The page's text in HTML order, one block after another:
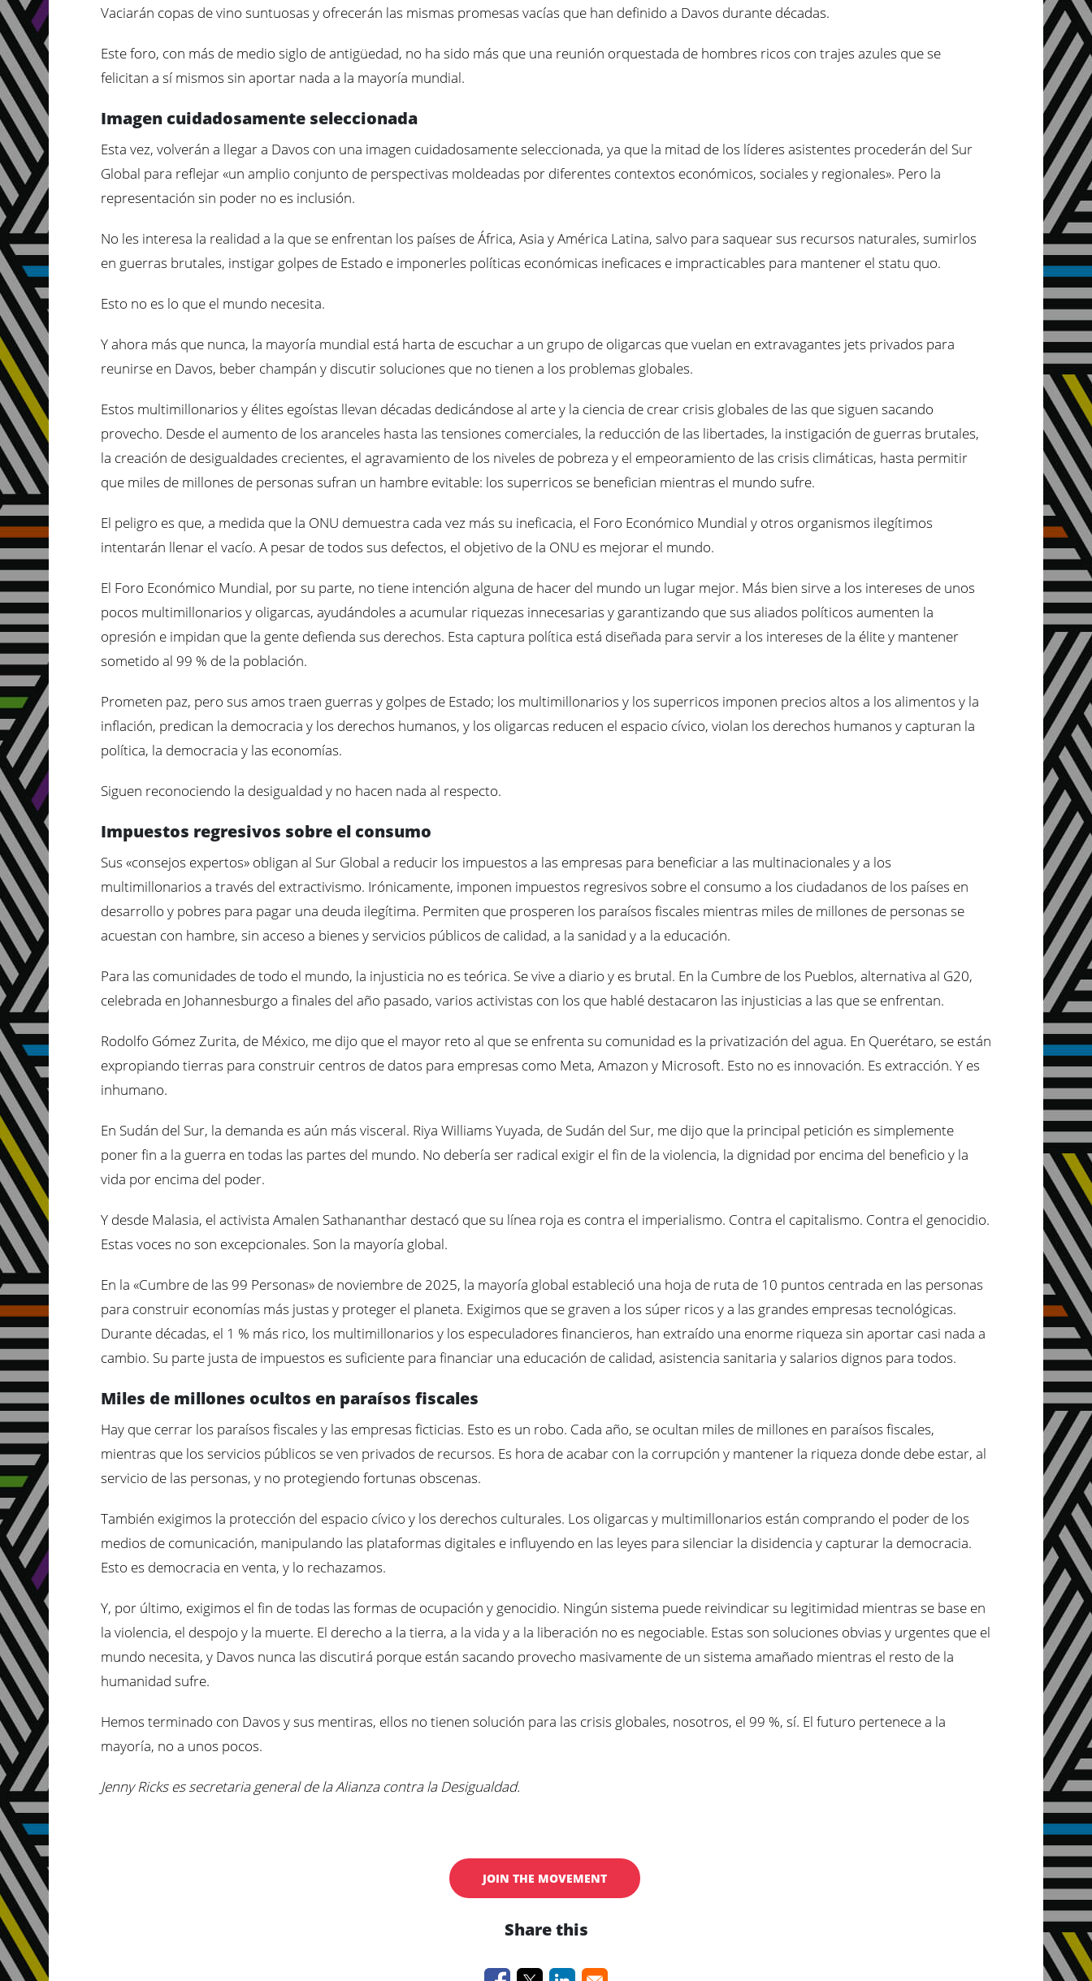
Vaciarán copas de vino suntuosas y ofrecerán las mismas promesas vacías que han definido a Davos durante décadas.
Este foro, con más de medio siglo de antigüedad, no ha sido más que una reunión orquestada de hombres ricos con trajes azules que se
felicitan a sí mismos sin aportar nada a la mayoría mundial.
Imagen cuidadosamente seleccionada
Esta vez, volverán a llegar a Davos con una imagen cuidadosamente seleccionada, ya que la mitad de los líderes asistentes procederán del Sur
Global para reflejar «un amplio conjunto de perspectivas moldeadas por diferentes contextos económicos, sociales y regionales». Pero la
representación sin poder no es inclusión.
No les interesa la realidad a la que se enfrentan los países de África, Asia y América Latina, salvo para saquear sus recursos naturales, sumirlos
en guerras brutales, instigar golpes de Estado e imponerles políticas económicas ineficaces e impracticables para mantener el statu quo.
Esto no es lo que el mundo necesita.
Y ahora más que nunca, la mayoría mundial está harta de escuchar a un grupo de oligarcas que vuelan en extravagantes jets privados para
reunirse en Davos, beber champán y discutir soluciones que no tienen a los problemas globales.
Estos multimillonarios y élites egoístas llevan décadas dedicándose al arte y la ciencia de crear crisis globales de las que siguen sacando
provecho. Desde el aumento de los aranceles hasta las tensiones comerciales, la reducción de las libertades, la instigación de guerras brutales,
la creación de desigualdades crecientes, el agravamiento de los niveles de pobreza y el empeoramiento de las crisis climáticas, hasta permitir
que miles de millones de personas sufran un hambre evitable: los superricos se benefician mientras el mundo sufre.
El peligro es que, a medida que la ONU demuestra cada vez más su ineficacia, el Foro Económico Mundial y otros organismos ilegítimos
intentarán llenar el vacío. A pesar de todos sus defectos, el objetivo de la ONU es mejorar el mundo.
El Foro Económico Mundial, por su parte, no tiene intención alguna de hacer del mundo un lugar mejor. Más bien sirve a los intereses de unos
pocos multimillonarios y oligarcas, ayudándoles a acumular riquezas innecesarias y garantizando que sus aliados políticos aumenten la
opresión e impidan que la gente defienda sus derechos. Esta captura política está diseñada para servir a los intereses de la élite y mantener
sometido al 99 % de la población.
Prometen paz, pero sus amos traen guerras y golpes de Estado; los multimillonarios y los superricos imponen precios altos a los alimentos y la
inflación, predican la democracia y los derechos humanos, y los oligarcas reducen el espacio cívico, violan los derechos humanos y capturan la
política, la democracia y las economías.
Siguen reconociendo la desigualdad y no hacen nada al respecto.
Impuestos regresivos sobre el consumo
Sus «consejos expertos» obligan al Sur Global a reducir los impuestos a las empresas para beneficiar a las multinacionales y a los
multimillonarios a través del extractivismo. Irónicamente, imponen impuestos regresivos sobre el consumo a los ciudadanos de los países en
desarrollo y pobres para pagar una deuda ilegítima. Permiten que prosperen los paraísos fiscales mientras miles de millones de personas se
acuestan con hambre, sin acceso a bienes y servicios públicos de calidad, a la sanidad y a la educación.
Para las comunidades de todo el mundo, la injusticia no es teórica. Se vive a diario y es brutal. En la Cumbre de los Pueblos, alternativa al G20,
celebrada en Johannesburgo a finales del año pasado, varios activistas con los que hablé destacaron las injusticias a las que se enfrentan.
Rodolfo Gómez Zurita, de México, me dijo que el mayor reto al que se enfrenta su comunidad es la privatización del agua. En Querétaro, se están
expropiando tierras para construir centros de datos para empresas como Meta, Amazon y Microsoft. Esto no es innovación. Es extracción. Y es
inhumano.
En Sudán del Sur, la demanda es aún más visceral. Riya Williams Yuyada, de Sudán del Sur, me dijo que la principal petición es simplemente
poner fin a la guerra en todas las partes del mundo. No debería ser radical exigir el fin de la violencia, la dignidad por encima del beneficio y la
vida por encima del poder.
Y desde Malasia, el activista Amalen Sathananthar destacó que su línea roja es contra el imperialismo. Contra el capitalismo. Contra el genocidio.
Estas voces no son excepcionales. Son la mayoría global.
En la «Cumbre de las 99 Personas» de noviembre de 2025, la mayoría global estableció una hoja de ruta de 10 puntos centrada en las personas
para construir economías más justas y proteger el planeta. Exigimos que se graven a los súper ricos y a las grandes empresas tecnológicas.
Durante décadas, el 1 % más rico, los multimillonarios y los especuladores financieros, han extraído una enorme riqueza sin aportar casi nada a
cambio. Su parte justa de impuestos es suficiente para financiar una educación de calidad, asistencia sanitaria y salarios dignos para todos.
Miles de millones ocultos en paraísos fiscales
Hay que cerrar los paraísos fiscales y las empresas ficticias. Esto es un robo. Cada año, se ocultan miles de millones en paraísos fiscales,
mientras que los servicios públicos se ven privados de recursos. Es hora de acabar con la corrupción y mantener la riqueza donde debe estar, al
servicio de las personas, y no protegiendo fortunas obscenas.
También exigimos la protección del espacio cívico y los derechos culturales. Los oligarcas y multimillonarios están comprando el poder de los
medios de comunicación, manipulando las plataformas digitales e influyendo en las leyes para silenciar la disidencia y capturar la democracia.
Esto es democracia en venta, y lo rechazamos.
Y, por último, exigimos el fin de todas las formas de ocupación y genocidio. Ningún sistema puede reivindicar su legitimidad mientras se base en
la violencia, el despojo y la muerte. El derecho a la tierra, a la vida y a la liberación no es negociable. Estas son soluciones obvias y urgentes que el
mundo necesita, y Davos nunca las discutirá porque están sacando provecho masivamente de un sistema amañado mientras el resto de la
humanidad sufre.
Hemos terminado con Davos y sus mentiras, ellos no tienen solución para las crisis globales, nosotros, el 99 %, sí. El futuro pertenece a la
mayoría, no a unos pocos.
Jenny Ricks es secretaria general de la Alianza contra la Desigualdad.
JOIN THE MOVEMENT
Share this